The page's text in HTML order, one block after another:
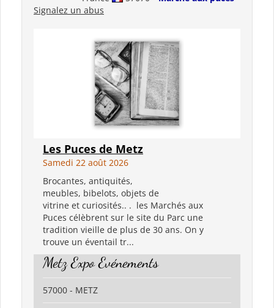
Signalez un abus
Les Puces de Metz
Samedi 22 août 2026
Brocantes, antiquités,
meubles, bibelots, objets de
vitrine et curiosités.. . les Marchés aux
Puces célèbrent sur le site du Parc une
tradition vieille de plus de 30 ans. On y
trouve un éventail tr...
Metz Expo Evénements
57000 - METZ